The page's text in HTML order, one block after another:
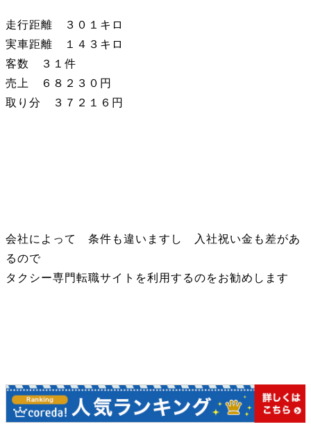
走行距離 ３０１キロ
実車距離 １４３キロ
客数 ３１件
売上 ６８２３０円
取り分 ３７２１６円
会社によって 条件も違いますし 入社祝い金も差があ
るので
タクシー専門転職サイトを利用するのをお勧めします